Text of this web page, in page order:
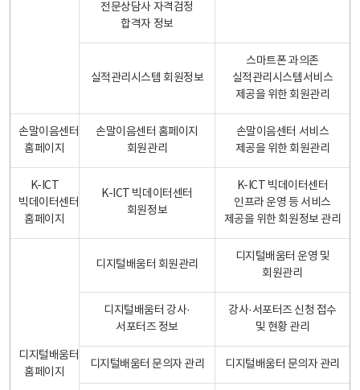
전문상담사 자격검정
합격자 정보
실적관리시스템 회원정보
스마트폰 과의존
실적관리시스템서비스
제공을 위한 회원관리
손말이음센터
홈페이지
손말이음센터 홈페이지
회원관리
손말이음센터 서비스
제공을 위한 회원관리
K-ICT
빅데이터센터
홈페이지
K-ICT 빅데이터센터
회원정보
K-ICT 빅데이터센터
인프라 운영 등 서비스
제공을 위한 회원정보 관리
디지털배움터
홈페이지
디지털배움터 회원관리
디지털배움터 운영 및
회원관리
디지털배움터 강사·
서포터즈 정보
강사·서포터즈 신청 접수
및 현황 관리
디지털배움터 문의자 관리 디지털배움터 문의자 관리